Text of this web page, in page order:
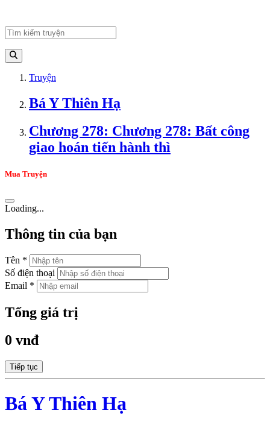
Truyện
Bá Y Thiên Hạ
Chương 278: Chương 278: Bất công
giao hoán tiến hành thì
Mua Truyện
Loading...
Thông tin của bạn
Tên *
Số điện thoại
Email *
Tổng giá trị
0 vnđ
Tiếp tục
Bá Y Thiên Hạ